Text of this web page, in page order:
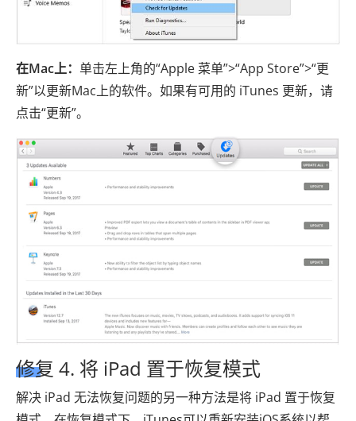
在Mac上： 单击左上角的“Apple 菜单”>“App Store”>“更
新”以更新Mac上的软件。如果有可用的 iTunes 更新，请
点击“更新”。
修复 4. 将 iPad 置于恢复模式
解决 iPad 无法恢复问题的另一种方法是将 iPad 置于恢复